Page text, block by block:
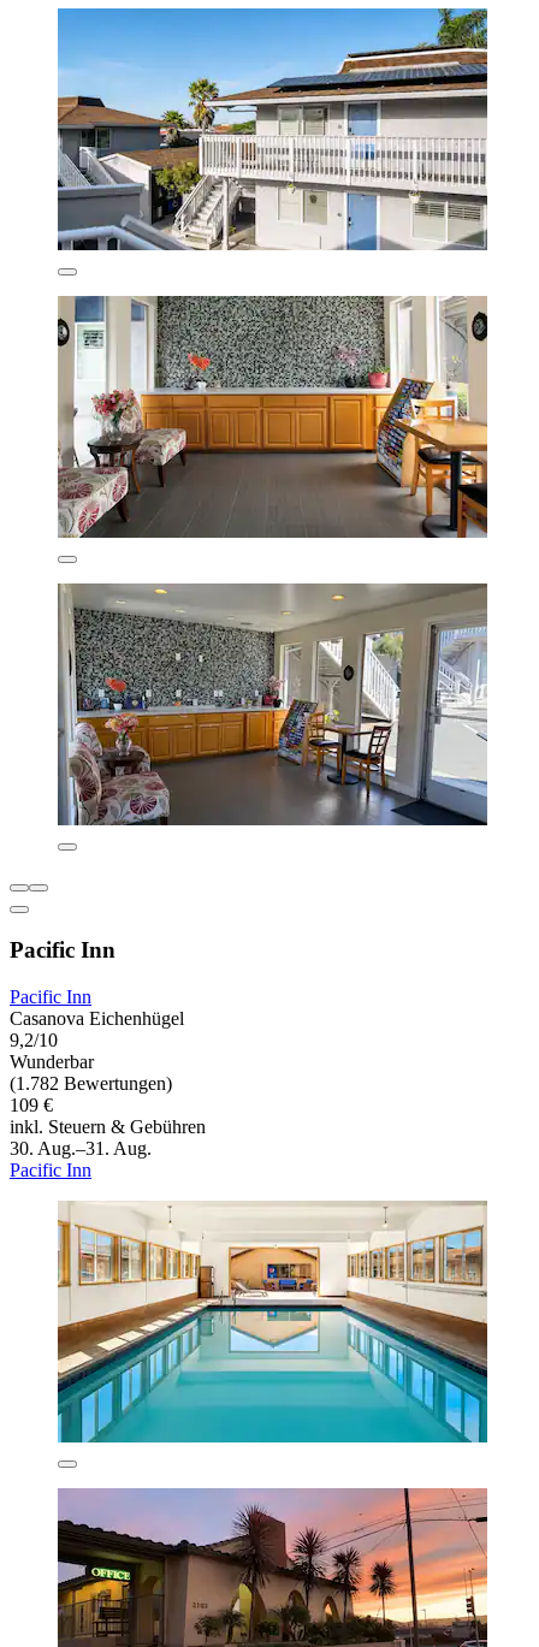
Pacific Inn
Pacific Inn
Casanova Eichenhügel
9,2/10
Wunderbar
(1.782 Bewertungen)
109 €
inkl. Steuern & Gebühren
30. Aug.–31. Aug.
Pacific Inn